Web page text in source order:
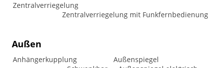
Zentralverriegelung
Zentralverriegelung mit Funkfernbedienung
Außen
Anhängerkupplung
Außenspiegel